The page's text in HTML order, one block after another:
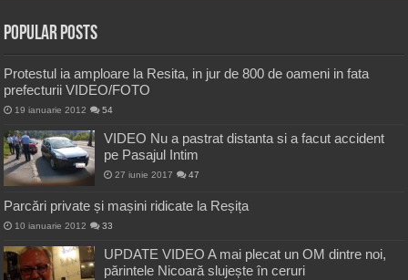
Popular Posts
Protestul ia amploare la Resita, in jur de 800 de oameni in fata
prefecturii VIDEO/FOTO
19 ianuarie 2012 54
VIDEO Nu a pastrat distanta si a facut accident
pe Pasajul Intim
27 iunie 2017 47
Parcări private și mașini ridicate la Reșița
10 ianuarie 2012 33
UPDATE VIDEO A mai plecat un OM dintre noi,
părintele Nicoară slujește în ceruri